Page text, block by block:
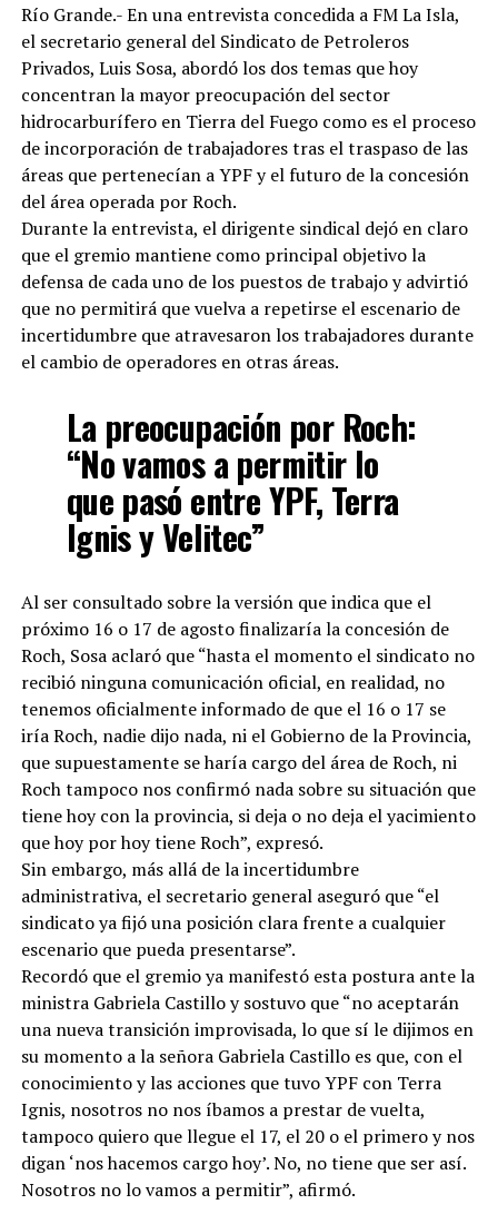
Río Grande.- En una entrevista concedida a FM La Isla,
el secretario general del Sindicato de Petroleros
Privados, Luis Sosa, abordó los dos temas que hoy
concentran la mayor preocupación del sector
hidrocarburífero en Tierra del Fuego como es el proceso
de incorporación de trabajadores tras el traspaso de las
áreas que pertenecían a YPF y el futuro de la concesión
del área operada por Roch.
Durante la entrevista, el dirigente sindical dejó en claro
que el gremio mantiene como principal objetivo la
defensa de cada uno de los puestos de trabajo y advirtió
que no permitirá que vuelva a repetirse el escenario de
incertidumbre que atravesaron los trabajadores durante
el cambio de operadores en otras áreas.
La preocupación por Roch:
“No vamos a permitir lo
que pasó entre YPF, Terra
Ignis y Velitec”
Al ser consultado sobre la versión que indica que el
próximo 16 o 17 de agosto finalizaría la concesión de
Roch, Sosa aclaró que “hasta el momento el sindicato no
recibió ninguna comunicación oficial, en realidad, no
tenemos oficialmente informado de que el 16 o 17 se
iría Roch, nadie dijo nada, ni el Gobierno de la Provincia,
que supuestamente se haría cargo del área de Roch, ni
Roch tampoco nos confirmó nada sobre su situación que
tiene hoy con la provincia, si deja o no deja el yacimiento
que hoy por hoy tiene Roch”, expresó.
Sin embargo, más allá de la incertidumbre
administrativa, el secretario general aseguró que “el
sindicato ya fijó una posición clara frente a cualquier
escenario que pueda presentarse”.
Recordó que el gremio ya manifestó esta postura ante la
ministra Gabriela Castillo y sostuvo que “no aceptarán
una nueva transición improvisada, lo que sí le dijimos en
su momento a la señora Gabriela Castillo es que, con el
conocimiento y las acciones que tuvo YPF con Terra
Ignis, nosotros no nos íbamos a prestar de vuelta,
tampoco quiero que llegue el 17, el 20 o el primero y nos
digan ‘nos hacemos cargo hoy’. No, no tiene que ser así.
Nosotros no lo vamos a permitir”, afirmó.